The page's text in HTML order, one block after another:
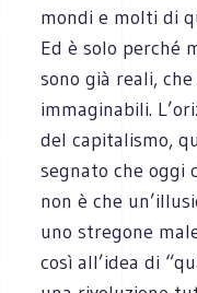
mondi e molti di
Ed è solo perché
sono già reali,
immaginabili.
del capitalismo,
segnato che oggi
non è che
uno stregone
così all’idea di